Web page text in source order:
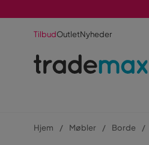
TilbudOutletNyheder
Hjem Møbler Borde